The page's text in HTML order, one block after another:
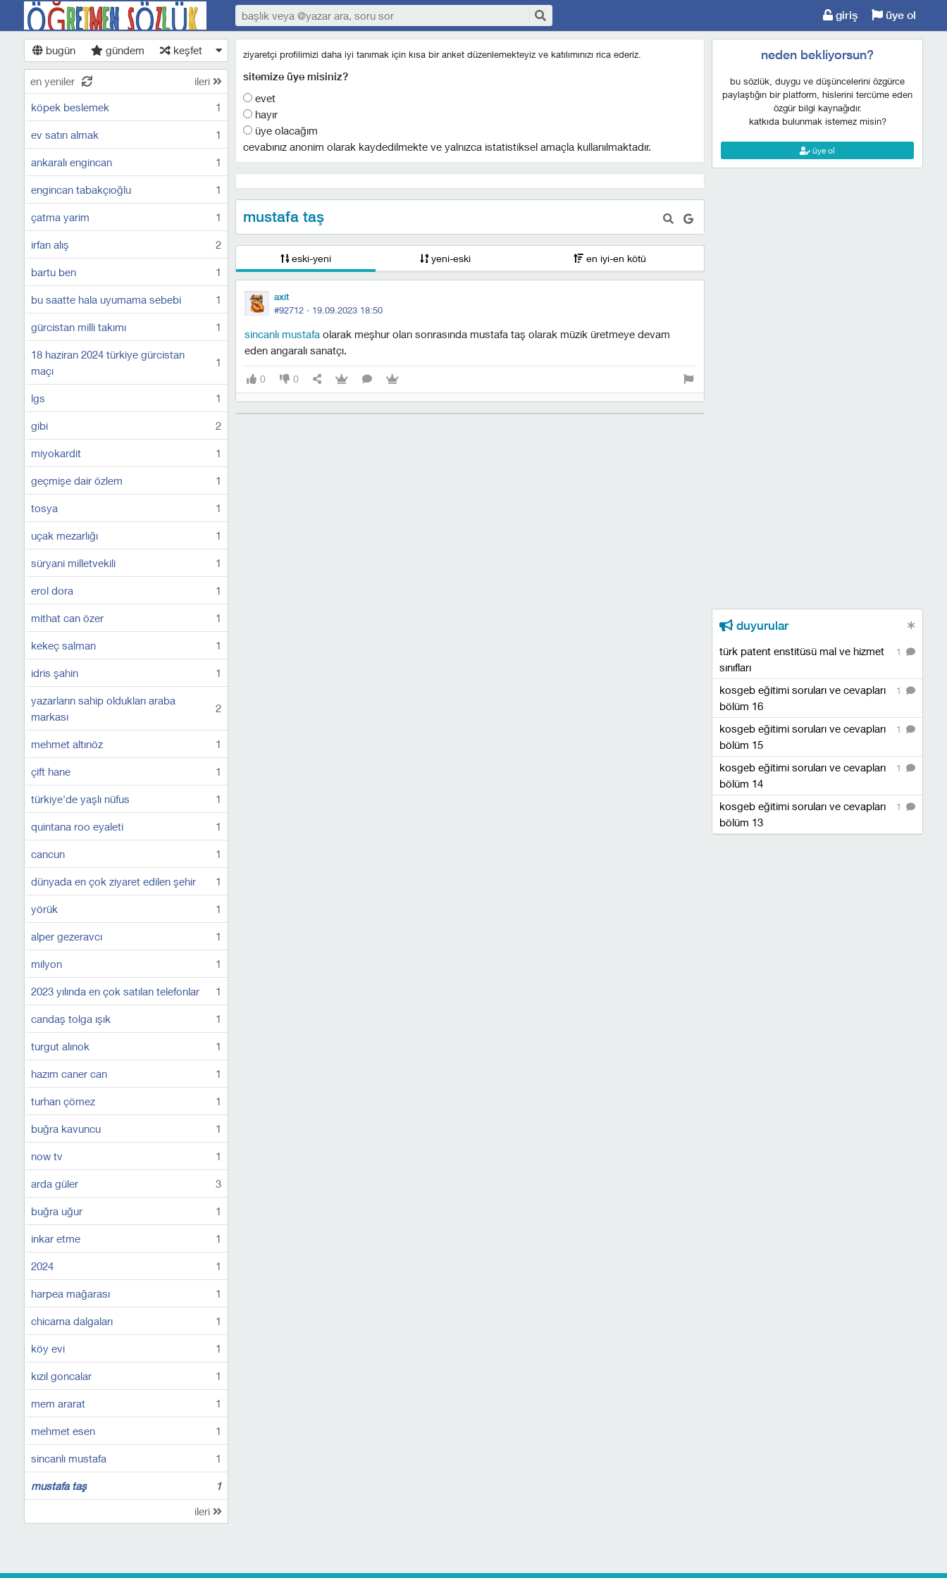
giriş üye ol
bugün gündem keşfet
en yeniler ileri
köpek beslemek 1
ev satın almak 1
ankaralı engincan 1
engincan tabakçıoğlu 1
çatma yarim 1
irfan alış 2
bartu ben 1
bu saatte hala uyumama sebebi 1
gürcistan milli takımı 1
18 haziran 2024 türkiye gürcistan
maçı
1
lgs 1
gibi 2
miyokardit 1
geçmişe dair özlem 1
tosya 1
uçak mezarlığı 1
süryani milletvekili 1
erol dora 1
mithat can özer 1
kekeç salman 1
idris şahin 1
yazarların sahip oldukları araba
markası
2
mehmet altınöz 1
çift hane 1
türkiye'de yaşlı nüfus 1
quintana roo eyaleti 1
cancun 1
dünyada en çok ziyaret edilen şehir 1
yörük 1
alper gezeravcı 1
milyon 1
2023 yılında en çok satılan telefonlar 1
candaş tolga ışık 1
turgut alınok 1
hazım caner can 1
turhan çömez 1
buğra kavuncu 1
now tv 1
arda güler 3
buğra uğur 1
inkar etme 1
2024 1
harpea mağarası 1
chicama dalgaları 1
köy evi 1
kızıl goncalar 1
mem ararat 1
mehmet esen 1
sincanlı mustafa 1
mustafa taş 1
ileri
ziyaretçi profilimizi daha iyi tanımak için kısa bir anket düzenlemekteyiz ve katılımınızı rica ederiz.
sitemize üye misiniz?
evet
hayır
üye olacağım
cevabınız anonim olarak kaydedilmekte ve yalnızca istatistiksel amaçla kullanılmaktadır.
mustafa taş
eski-yeni yeni-eski en iyi-en kötü
axit
#92712 · 19.09.2023 18:50
sincanlı mustafa olarak meşhur olan sonrasında mustafa taş olarak müzik üretmeye devam
eden angaralı sanatçı.
0 0
neden bekliyorsun?
bu sözlük, duygu ve düşüncelerini özgürce
paylaştığın bir platform, hislerini tercüme eden
özgür bilgi kaynağıdır.
katkıda bulunmak istemez misin?
üye ol
duyurular
1
türk patent enstitüsü mal ve hizmet
sınıfları
1
kosgeb eğitimi soruları ve cevapları
bölüm 16
1
kosgeb eğitimi soruları ve cevapları
bölüm 15
1
kosgeb eğitimi soruları ve cevapları
bölüm 14
1
kosgeb eğitimi soruları ve cevapları
bölüm 13